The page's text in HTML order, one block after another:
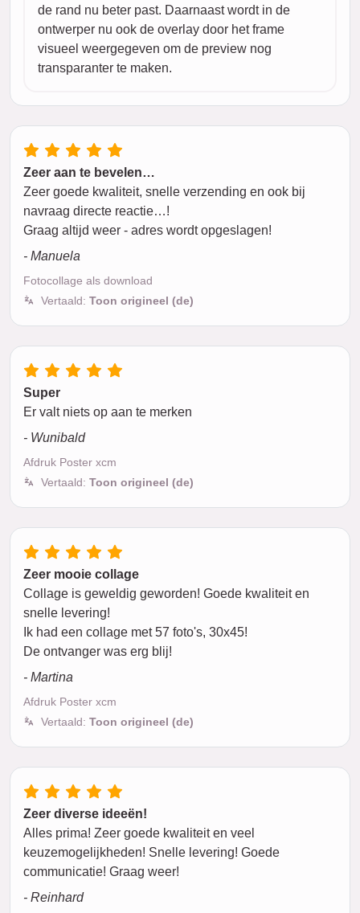
de rand nu beter past. Daarnaast wordt in de
ontwerper nu ook de overlay door het frame
visueel weergegeven om de preview nog
transparanter te maken.
Zeer aan te bevelen…
Zeer goede kwaliteit, snelle verzending en ook bij
navraag directe reactie…!
Graag altijd weer - adres wordt opgeslagen!
- Manuela
Fotocollage als download
Vertaald: Toon origineel (de)
Super
Er valt niets op aan te merken
- Wunibald
Afdruk Poster xcm
Vertaald: Toon origineel (de)
Zeer mooie collage
Collage is geweldig geworden! Goede kwaliteit en
snelle levering!
Ik had een collage met 57 foto's, 30x45!
De ontvanger was erg blij!
- Martina
Afdruk Poster xcm
Vertaald: Toon origineel (de)
Zeer diverse ideeën!
Alles prima! Zeer goede kwaliteit en veel
keuzemogelijkheden! Snelle levering! Goede
communicatie! Graag weer!
- Reinhard